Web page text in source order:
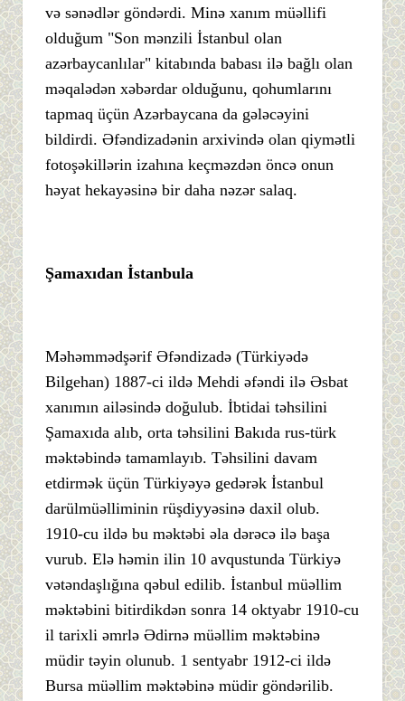
və sənədlər göndərdi. Minə xanım müəllifi
olduğum "Son mənzili İstanbul olan
azərbaycanlılar" kitabında babası ilə bağlı olan
məqalədən xəbərdar olduğunu, qohumlarını
tapmaq üçün Azərbaycana da gələcəyini
bildirdi. Əfəndizadənin arxivində olan qiymətli
fotoşəkillərin izahına keçməzdən öncə onun
həyat hekayəsinə bir daha nəzər salaq.
Şamaxıdan İstanbula
Məhəmmədşərif Əfəndizadə (Türkiyədə
Bilgehan) 1887-ci ildə Mehdi əfəndi ilə Əsbat
xanımın ailəsində doğulub. İbtidai təhsilini
Şamaxıda alıb, orta təhsilini Bakıda rus-türk
məktəbində tamamlayıb. Təhsilini davam
etdirmək üçün Türkiyəyə gedərək İstanbul
darülmüəlliminin rüşdiyyəsinə daxil olub.
1910-cu ildə bu məktəbi əla dərəcə ilə başa
vurub. Elə həmin ilin 10 avqustunda Türkiyə
vətəndaşlığına qəbul edilib. İstanbul müəllim
məktəbini bitirdikdən sonra 14 oktyabr 1910-cu
il tarixli əmrlə Ədirnə müəllim məktəbinə
müdir təyin olunub. 1 sentyabr 1912-ci ildə
Bursa müəllim məktəbinə müdir göndərilib.